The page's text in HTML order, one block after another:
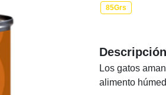
85Grs
Descripción
Los gatos
alimento